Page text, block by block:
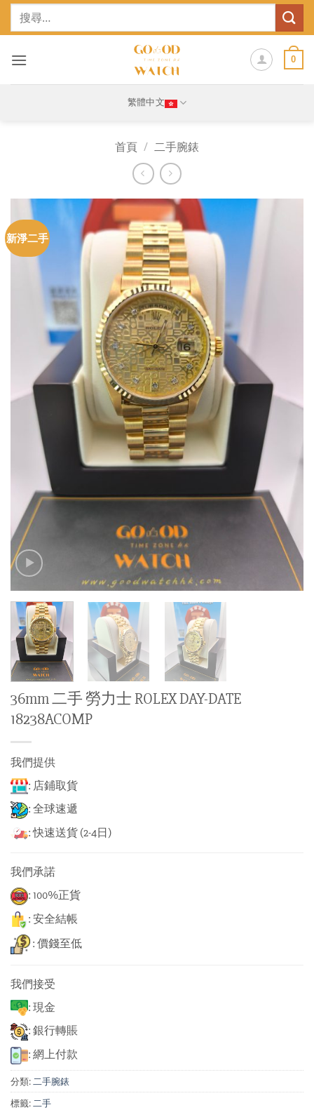
Skip
鍵
0
繁體中文
首頁 / 二手腕錶
新淨二手
36mm 二手 勞力士 ROLEX DAY-DATE
18238ACOMP
我們提供
: 店鋪取貨
: 全球速遞
: 快速送貨 (2-4日)
我們承諾
: 100%正貨
: 安全結帳
: 價錢至低
我們接受
: 現金
: 銀行轉賬
: 網上付款
分類:二手腕錶
標籤:二手